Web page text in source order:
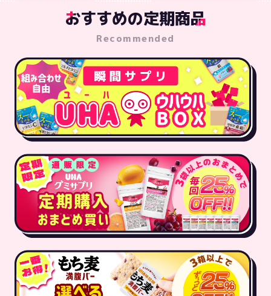
おすすめの定期商品
Recommended